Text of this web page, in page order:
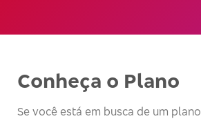
Conheça o Plano
Se você está em busca de um plano